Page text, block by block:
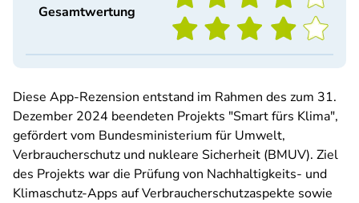
Gesamtwertung
Diese App-Rezension entstand im Rahmen des zum 31.
Dezember 2024 beendeten Projekts "Smart fürs Klima",
gefördert vom Bundesministerium für Umwelt,
Verbraucherschutz und nukleare Sicherheit (BMUV). Ziel
des Projekts war die Prüfung von Nachhaltigkeits- und
Klimaschutz-Apps auf Verbraucherschutzaspekte sowie